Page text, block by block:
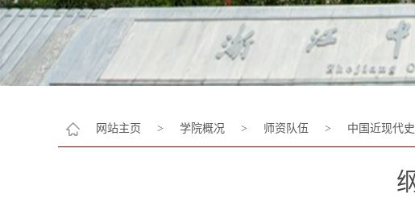
网站主页 > 学院概况 > 师资队伍 > 中国近现代